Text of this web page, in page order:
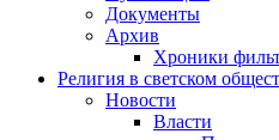
Документы
Архив
Хроники
Религия в светском
Новости
Власти